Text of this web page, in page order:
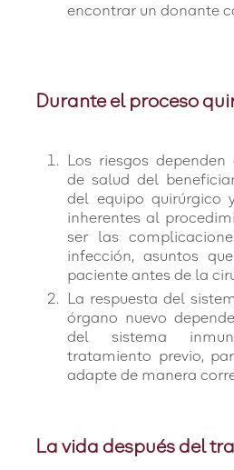
encontrar un donante
Durante el proceso
Los riesgos
de salud del
del equipo quirúrgico
inherentes al
ser las
infección, asuntos
paciente antes de la
La respuesta del
órgano nuevo
del sistema
tratamiento previo,
adapte de manera
La vida después del